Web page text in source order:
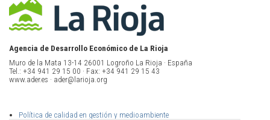
Agencia de Desarrollo Económico de La Rioja
Muro de la Mata 13-14 26001 Logroño La Rioja · España
Tel.: +34 941 29 15 00 · Fax: +34 941 29 15 43
www.ader.es · ader@larioja.org
Política de calidad en gestión y medioambiente